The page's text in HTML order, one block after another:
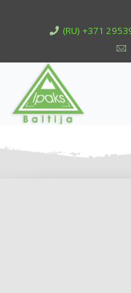
(RU) +371